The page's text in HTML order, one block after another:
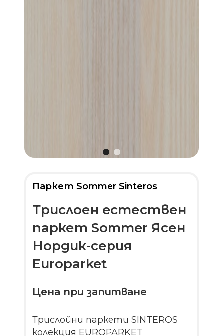
Паркет Sommer Sinteros
Трислоен естествен
паркет Sommer Ясен
Нордик-серия
Europarket
Цена при запитване
Трислойни паркети SINTEROS
колекция EUROPARKET